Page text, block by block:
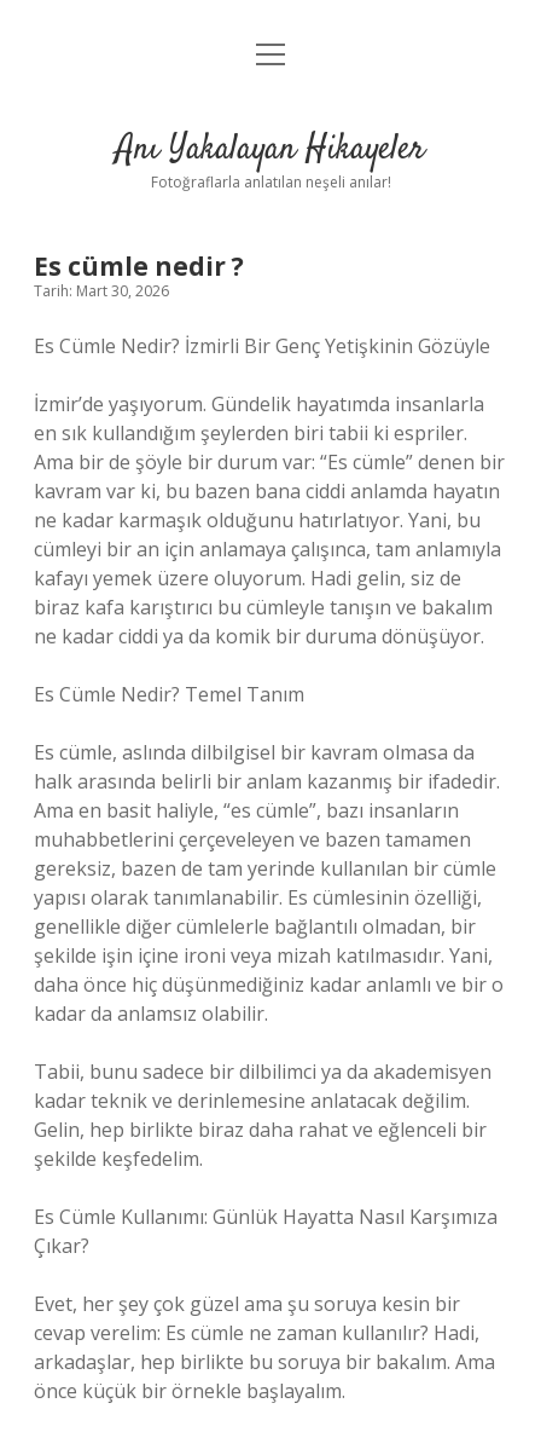
Anasayfa
Yasal Uyarı
menüyü
Anı Yakalayan Hikayeler
Fotoğraflarla anlatılan neşeli anılar!
Es cümle nedir ?
Tarih: Mart 30, 2026
Es Cümle Nedir? İzmirli Bir Genç Yetişkinin Gözüyle
İzmir’de yaşıyorum. Gündelik hayatımda insanlarla
en sık kullandığım şeylerden biri tabii ki espriler.
Ama bir de şöyle bir durum var: “Es cümle” denen bir
kavram var ki, bu bazen bana ciddi anlamda hayatın
ne kadar karmaşık olduğunu hatırlatıyor. Yani, bu
cümleyi bir an için anlamaya çalışınca, tam anlamıyla
kafayı yemek üzere oluyorum. Hadi gelin, siz de
biraz kafa karıştırıcı bu cümleyle tanışın ve bakalım
ne kadar ciddi ya da komik bir duruma dönüşüyor.
Es Cümle Nedir? Temel Tanım
Es cümle, aslında dilbilgisel bir kavram olmasa da
halk arasında belirli bir anlam kazanmış bir ifadedir.
Ama en basit haliyle, “es cümle”, bazı insanların
muhabbetlerini çerçeveleyen ve bazen tamamen
gereksiz, bazen de tam yerinde kullanılan bir cümle
yapısı olarak tanımlanabilir. Es cümlesinin özelliği,
genellikle diğer cümlelerle bağlantılı olmadan, bir
şekilde işin içine ironi veya mizah katılmasıdır. Yani,
daha önce hiç düşünmediğiniz kadar anlamlı ve bir o
kadar da anlamsız olabilir.
Tabii, bunu sadece bir dilbilimci ya da akademisyen
kadar teknik ve derinlemesine anlatacak değilim.
Gelin, hep birlikte biraz daha rahat ve eğlenceli bir
şekilde keşfedelim.
Es Cümle Kullanımı: Günlük Hayatta Nasıl Karşımıza
Çıkar?
Evet, her şey çok güzel ama şu soruya kesin bir
cevap verelim: Es cümle ne zaman kullanılır? Hadi,
arkadaşlar, hep birlikte bu soruya bir bakalım. Ama
önce küçük bir örnekle başlayalım.